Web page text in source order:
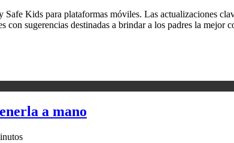
Kids para plataformas móviles. Las actualizaciones
con sugerencias destinadas a brindar a los padres la
a mano